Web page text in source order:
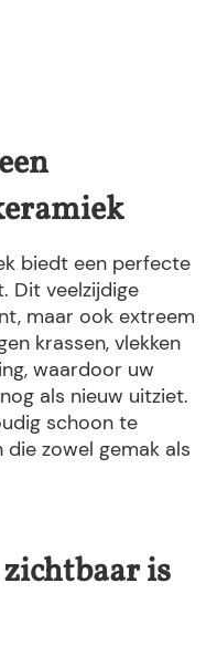
biedt een perfecte
Dit veelzijdige
maar ook extreem
krassen, vlekken
waardoor uw
als nieuw uitziet.
schoon te
zowel gemak als
is